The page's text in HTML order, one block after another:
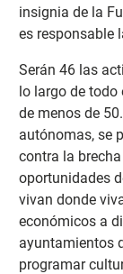
insignia de la
es responsable
Serán 46 las
lo largo de todo
de menos de
autónomas, se
contra la
oportunidades
vivan donde
económicos a
ayuntamientos
programar